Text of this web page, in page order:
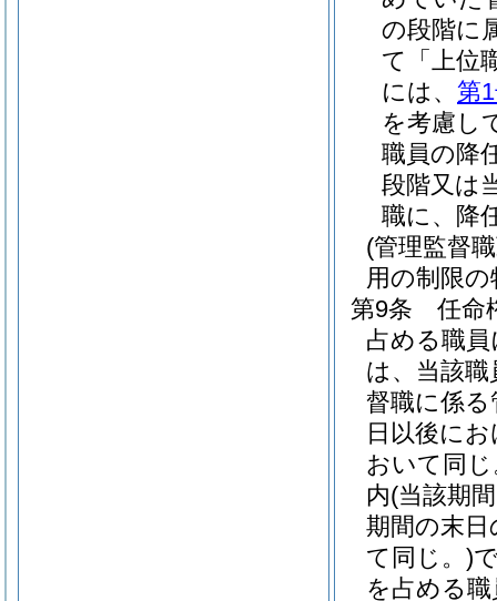
の段階に
て「上位
には、 第
を考慮し
職員の降
段階又は
職に、降
(管理監督
用の制限の
第9条
任命
占める職
は、当該
督職に係
日以後に
おいて同じ
内(当該期
期間の末
て同じ。)
を占める